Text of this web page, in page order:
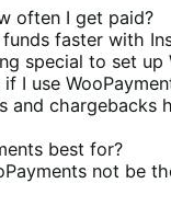
often I get paid?
faster with
special to set up
I use
and chargebacks
best for?
not be